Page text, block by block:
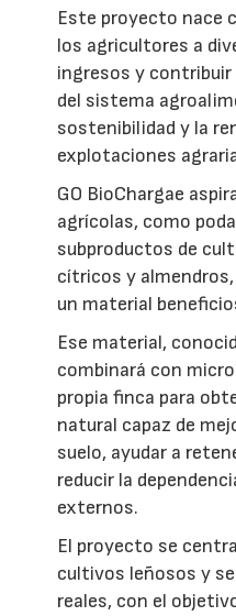
Este proyecto nace
los agricultores a
ingresos y contribuir
del sistema
sostenibilidad y la
explotaciones
GO BioChargae
agrícolas, como
subproductos de
cítricos y
un material
Ese material,
combinará con
propia finca para
natural capaz de
suelo, ayudar a
reducir la
externos.
El proyecto se
cultivos leñosos y
reales, con el